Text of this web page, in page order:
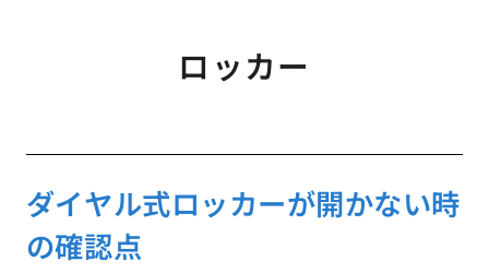
ロッカー
ダイヤル式ロッカーが開かない時
の確認点